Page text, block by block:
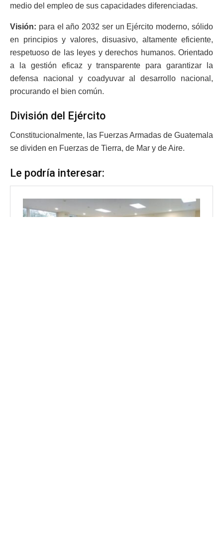
medio del empleo de sus capacidades diferenciadas.
Visión: para el año 2032 ser un Ejército moderno, sólido
en principios y valores, disuasivo, altamente eficiente,
respetuoso de las leyes y derechos humanos. Orientado
a la gestión eficaz y transparente para garantizar la
defensa nacional y coadyuvar al desarrollo nacional,
procurando el bien común.
División del Ejército
Constitucionalmente, las Fuerzas Armadas de Guatemala
se dividen en Fuerzas de Tierra, de Mar y de Aire.
Le podría interesar: